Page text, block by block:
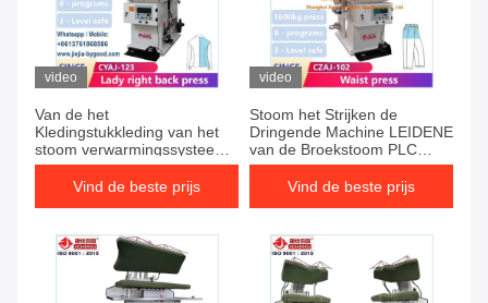
video
Van de het
Kledingstukkleding van het
stoom verwarmingssysteem
de verticale Dringende
Machine voor de Kleding van
Vind de beste prijs
video
Stoom het Strijken de
Dringende Machine LEIDENE
van de Broekstoom PLC
Controle voor de
broekbroeken van Legger
Vind de beste prijs